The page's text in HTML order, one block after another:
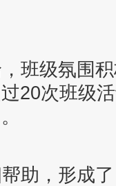
班级氛围
20次班级
助，形成